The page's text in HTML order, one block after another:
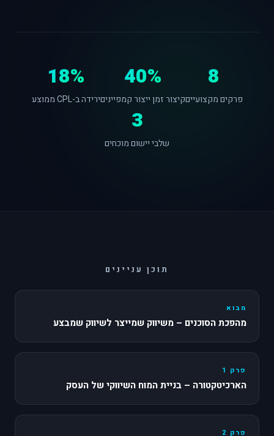
8
פרקים מקצועיים
40%
קיצור זמן ייצור קמפיינים
18%
ירידה ב-CPL ממוצע
3
שלבי יישום מוכחים
תוכן עניינים
מבוא
מהפכת הסוכנים – משיווק שמייצר לשיווק שמבצע
פרק 1
הארכיטקטורה – בניית המוח השיווקי של העסק
פרק 2